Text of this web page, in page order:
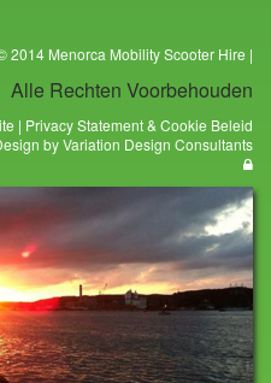
2014 Menorca Mobility Scooter Hire |
Alle Rechten Voorbehouden
| Privacy Statement & Cookie Beleid
by Variation Design Consultants
